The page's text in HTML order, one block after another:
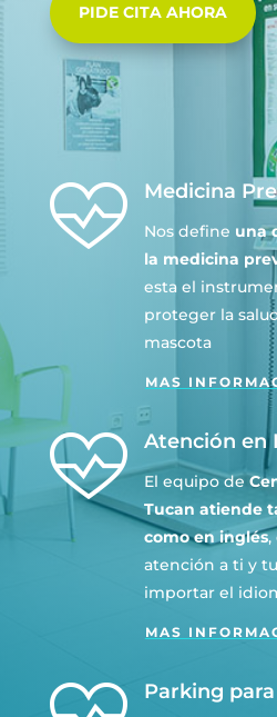
PIDE CITA AHORA
Medicina
Nos define una
la medicina
esta el
proteger la
mascota
MAS
Atención en
El equipo de
Tucan atiende
como en inglés,
atención a ti y
importar el
MAS
Parking